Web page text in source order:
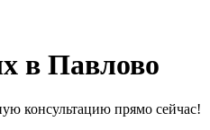
в Павлово
консультацию прямо сейчас!